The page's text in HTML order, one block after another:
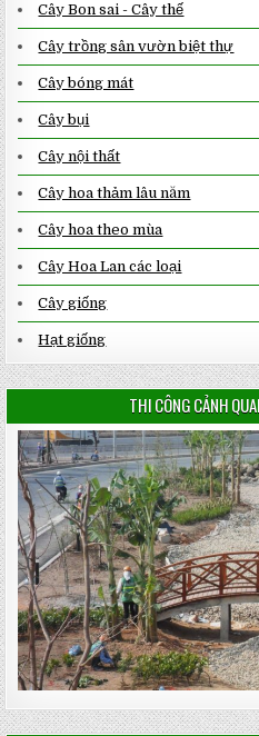
Cây Bon sai - Cây thế
Cây trồng sân vườn biệt thự
Cây bóng mát
Cây bụi
Cây nội thất
Cây hoa thảm lâu năm
Cây hoa theo mùa
Cây Hoa Lan các loại
Cây giống
Hạt giống
THI CÔNG CẢNH